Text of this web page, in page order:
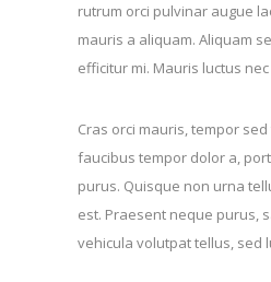
rutrum orci pulvinar augue
mauris a aliquam. Aliquam
efficitur mi. Mauris luctus
Cras orci mauris, tempor
faucibus tempor dolor a,
purus. Quisque non urna
est. Praesent neque purus,
vehicula volutpat tellus, sed